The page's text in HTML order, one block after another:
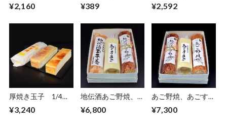
¥2,160 ¥389 ¥2,592
厚焼き玉子 1/4切
¥3,240
地伝酒あご野焼、あ
子巻セット
¥6,800
あご野焼、あごすま
セット
¥7,300